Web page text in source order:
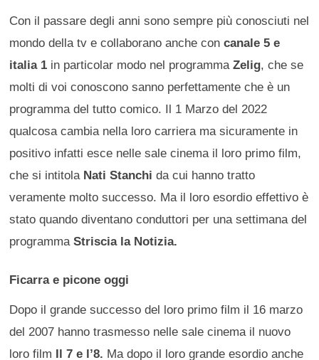
Con il passare degli anni sono sempre più conosciuti nel
mondo della tv e collaborano anche concanale 5 e
italia 1 in particolar modo nel programma Zelig, che se
molti di voi conoscono sanno perfettamente che è un
programma del tutto comico. Il 1 Marzo del 2022
qualcosa cambia nella loro carriera ma sicuramente in
positivo infatti esce nelle sale cinema il loro primo film,
che si intitola Nati Stanchi da cui hanno tratto
veramente molto successo. Ma il loro esordio effettivo è
stato quando diventano conduttori per una settimana del
programmaStriscia la Notizia.
Ficarra e picone oggi
Dopo il grande successo del loro primo film il 16 marzo
del 2007 hanno trasmesso nelle sale cinema il nuovo
loro film Il 7 e l’8. Ma dopo il loro grande esordio anche